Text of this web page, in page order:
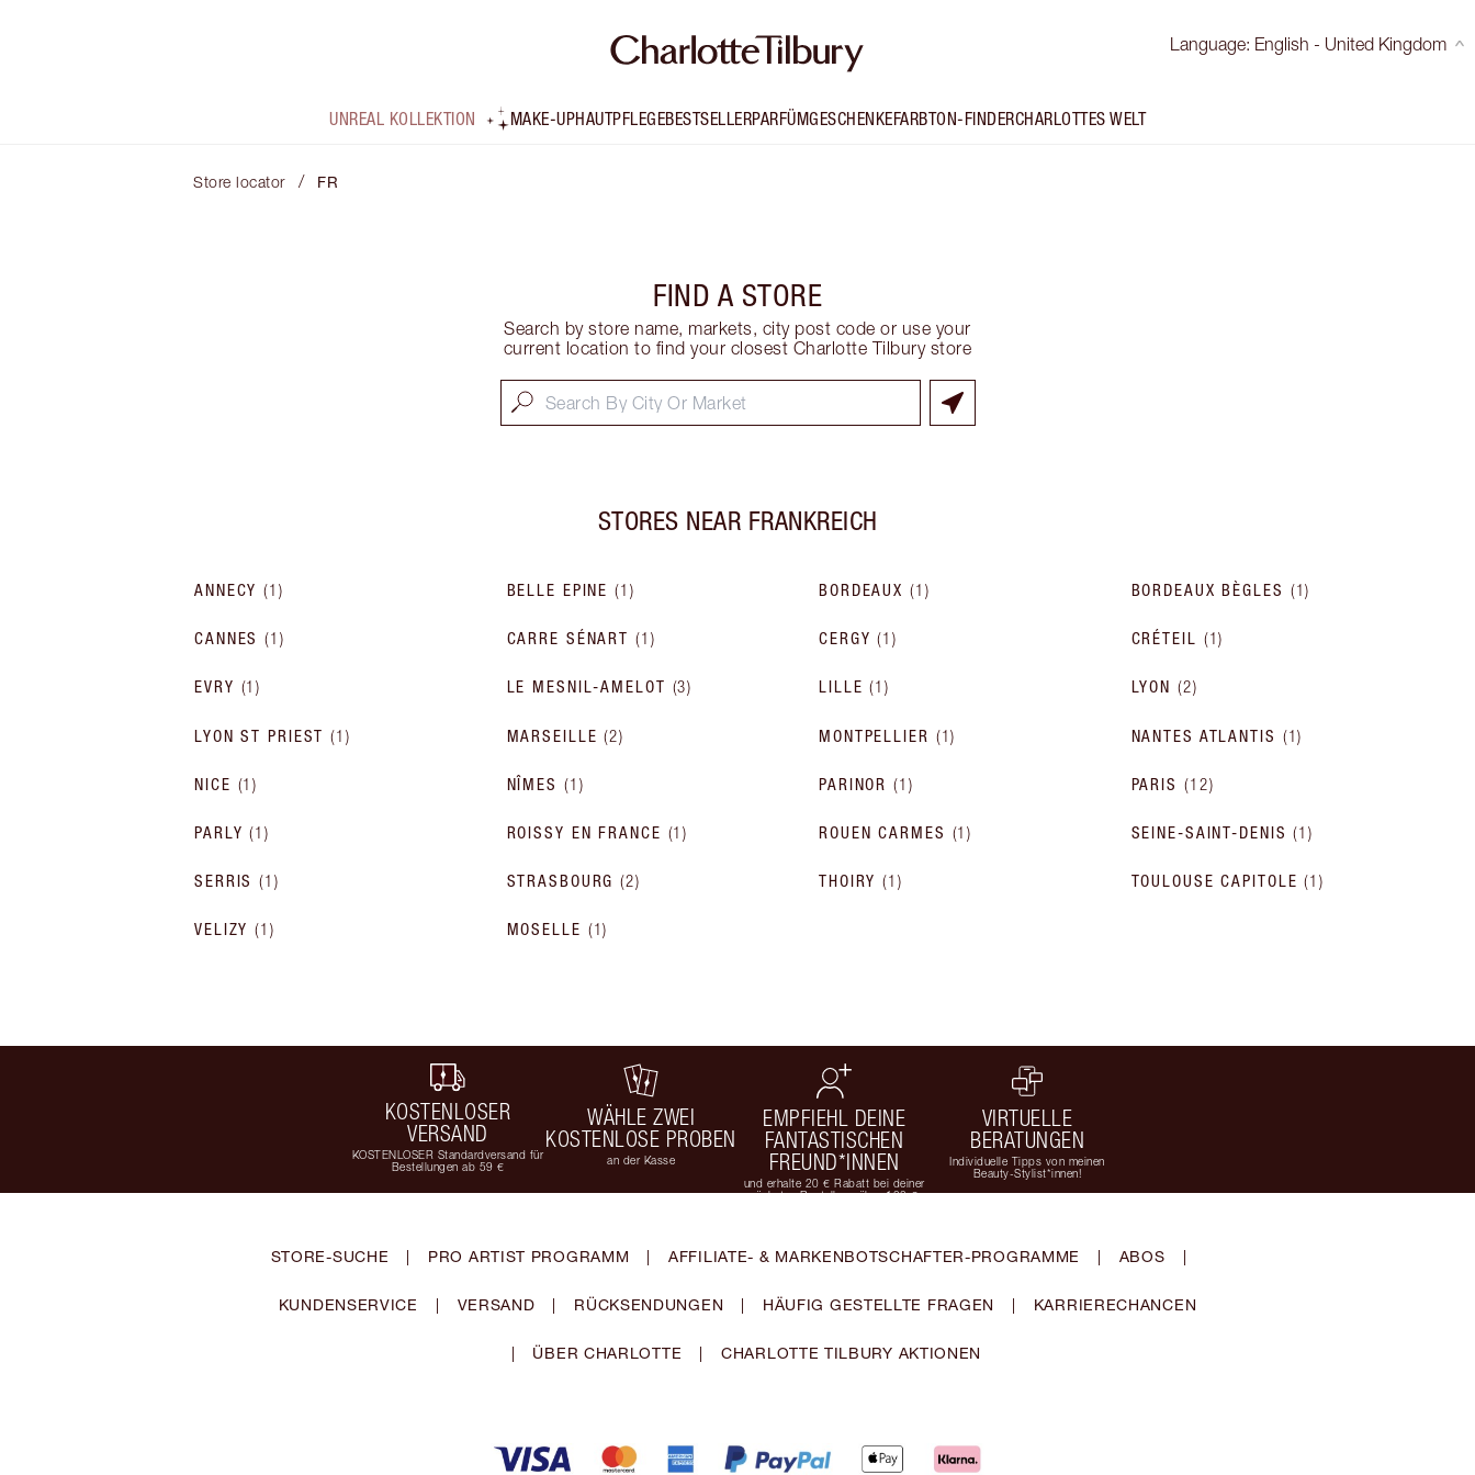
Language: English - United Kingdom
UNREAL KOLLEKTION MAKE-UPHAUTPFLEGEBESTSELLERPARFÜMGESCHENKEFARBTON-FINDERCHARLOTTES WELT
Store locator / FR
FIND A STORE
Search by store name, markets, city post code or use your
current location to find your closest Charlotte Tilbury store
STORES NEAR FRANKREICH
ANNECY (1) BELLE EPINE (1 ) BORDEAUX (1 ) BORDEAUX BÈGLES (1)
CANNES (1) CARRE SÉNART (1 ) CERGY (1) CRÉTEIL (1)
EVRY (1) LE MESNIL-AMELOT (3) LILLE (1) LYON (2)
LYON ST PRIEST (1) MARSEILLE (2) MONTPELLIER (1) NANTES ATLANTIS (1)
NICE (1) NÎMES (1 ) PARINOR (1 ) PARIS (12)
PARLY (1) ROISSY EN FRANCE (1) ROUEN CARMES (1) SEINE-SAINT-DENIS (1)
SERRIS (1) STRASBOURG (2) THOIRY (1) TOULOUSE CAPITOLE (1)
VELIZY (1) MOSELLE (1)
KOSTENLOSER
VERSAND
KOSTENLOSER Standardversand für
Bestellungen ab 59 €
WÄHLE ZWEI
KOSTENLOSE PROBEN
an der Kasse
EMPFIEHL DEINE
FANTASTISCHEN
FREUND*INNEN
und erhalte 20 € Rabatt bei deiner
nächsten Bestellung über 100 €
VIRTUELLE
BERATUNGEN
Individuelle Tipps von meinen
Beauty-Stylist*innen!
STORE-SUCHE | PRO ARTIST PROGRAMM | AFFILIATE- & MARKENBOTSCHAFTER-PROGRAMME | ABOS |
KUNDENSERVICE | VERSAND | RÜCKSENDUNGEN | HÄUFIG GESTELLTE FRAGEN | KARRIERECHANCEN
| ÜBER CHARLOTTE | CHARLOTTE TILBURY AKTIONEN